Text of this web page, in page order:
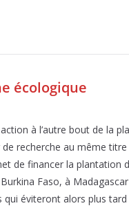
écologique
à l’autre bout de la
recherche au même
de financer la plantation
Faso, à
qui éviteront alors plus